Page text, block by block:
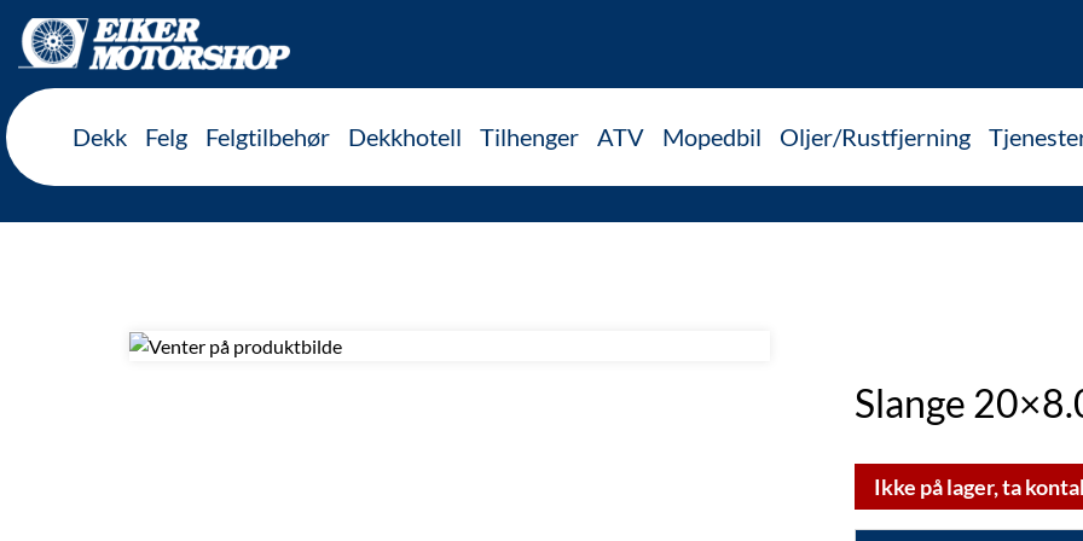
Dekk Felg Felgtilbehør Dekkhotell Tilhenger ATV Mopedbil Oljer/Rustfjerning
Slange
Ikke på lager, ta
Inkl. mva